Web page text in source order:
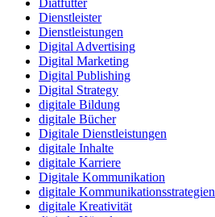
Diätfutter
Dienstleister
Dienstleistungen
Digital Advertising
Digital Marketing
Digital Publishing
Digital Strategy
digitale Bildung
digitale Bücher
Digitale Dienstleistungen
digitale Inhalte
digitale Karriere
Digitale Kommunikation
digitale Kommunikationsstrategien
digitale Kreativität